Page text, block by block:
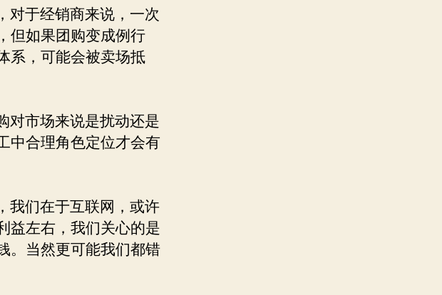
对于经销商来说，一次
但如果团购变成例行
系，可能会被卖场抵
对市场来说是扰动还是
中合理角色定位才会有
我们在于互联网，或许
益左右，我们关心的是
。当然更可能我们都错